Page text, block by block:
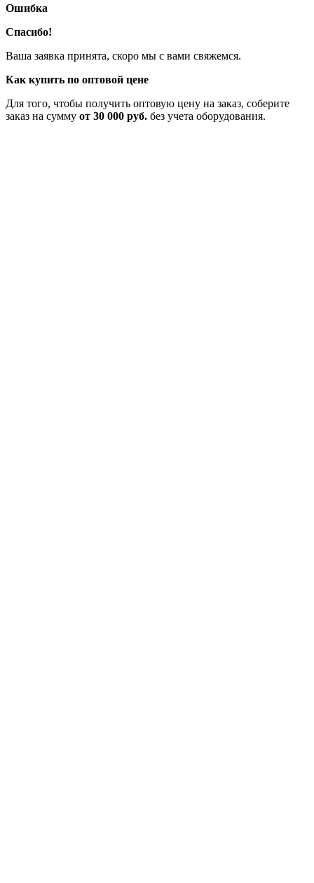
Ошибка
Спасибо!
Ваша заявка принята, скоро мы с вами свяжемся.
Как купить по оптовой цене
Для того, чтобы получить оптовую цену на заказ, соберите
заказ на сумму от 30 000 руб. без учета оборудования.